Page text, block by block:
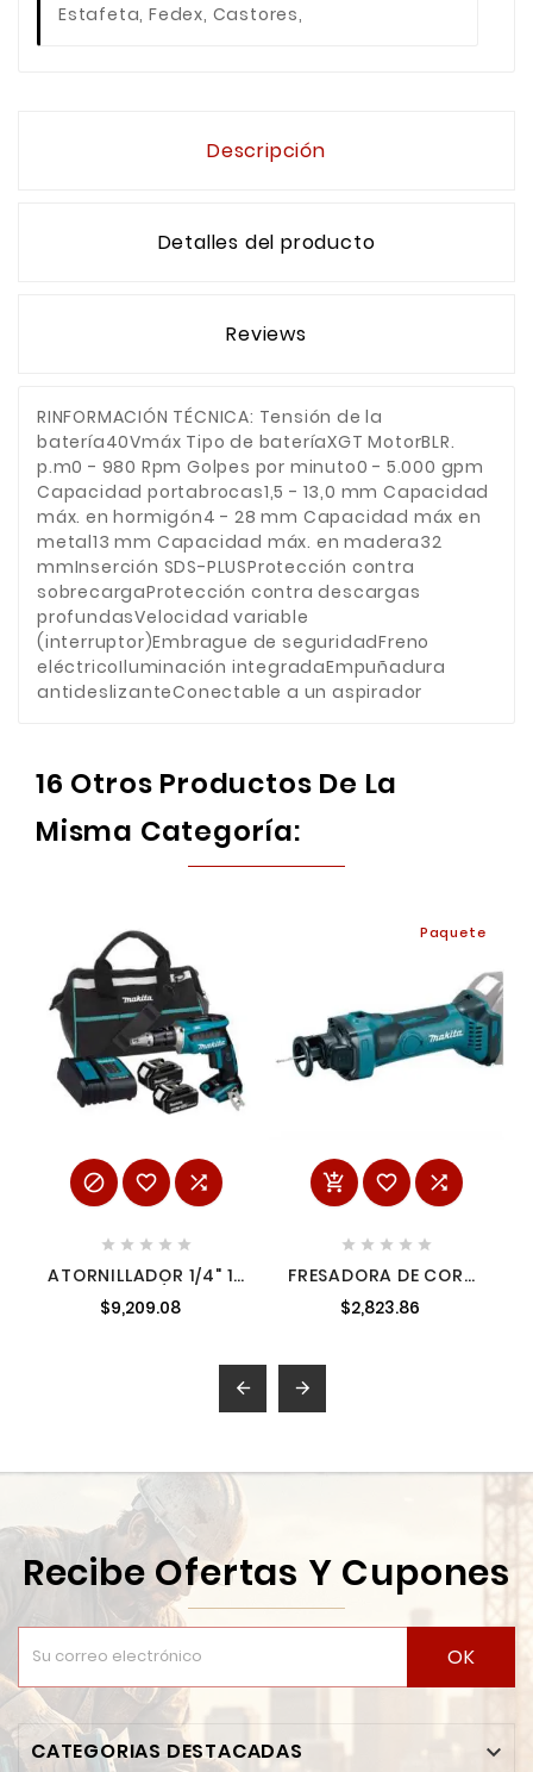
Estafeta, Fedex, Castores,
Descripción
Detalles del producto
Reviews
RINFORMACIÓN TÉCNICA: Tensión de la
batería40Vmáx Tipo de bateríaXGT MotorBLR.
p.m0 - 980 Rpm Golpes por minuto0 - 5.000 gpm
Capacidad portabrocas1,5 - 13,0 mm Capacidad
máx. en hormigón4 - 28 mm Capacidad máx en
metal13 mm Capacidad máx. en madera32
mmInserción SDS-PLUSProtección contra
sobrecargaProtección contra descargas
profundasVelocidad variable
(interruptor)Embrague de seguridadFreno
eléctricoIluminación integradaEmpuñadura
antideslizanteConectable a un aspirador
16 Otros Productos De La
Misma Categoría:
  
    
ATORNILLADOR 1/4" 18
V + 2 BATERÍAS 3 A +
BOLSA MAKITA
$9,209.08
Paquete
  
    
FRESADORA DE CORTE
6.35 MM 18V LITIO-
ION MAKITA DCO180Z
$2,823.86
 
Recibe Ofertas Y Cupones
OK
CATEGORIAS DESTACADAS 